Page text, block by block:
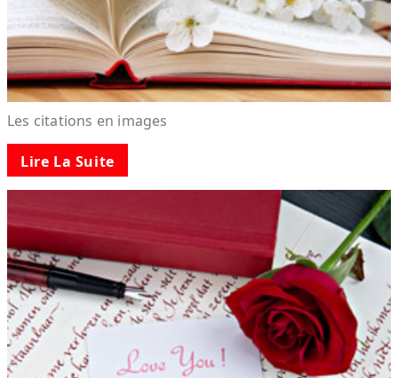
Les citations en images
Lire La Suite